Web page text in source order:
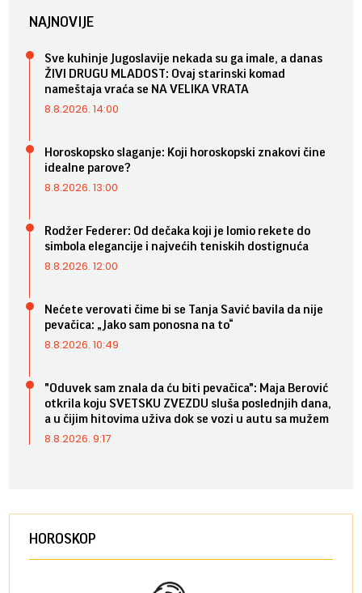
NAJNOVIJE
Sve kuhinje Jugoslavije nekada su ga imale, a danas
ŽIVI DRUGU MLADOST: Ovaj starinski komad
nameštaja vraća se NA VELIKA VRATA
8.8.2026. 14:00
Horoskopsko slaganje: Koji horoskopski znakovi čine
idealne parove?
8.8.2026. 13:00
Rodžer Federer: Od dečaka koji je lomio rekete do
simbola elegancije i najvećih teniskih dostignuća
8.8.2026. 12:00
Nećete verovati čime bi se Tanja Savić bavila da nije
pevačica: „Jako sam ponosna na to“
8.8.2026. 10:49
"Oduvek sam znala da ću biti pevačica": Maja Berović
otkrila koju SVETSKU ZVEZDU sluša poslednjih dana,
a u čijim hitovima uživa dok se vozi u autu sa mužem
8.8.2026. 9:17
HOROSKOP